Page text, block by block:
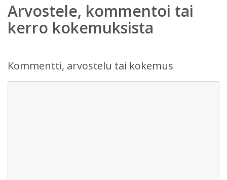
Arvostele, kommentoi tai
kerro kokemuksista
Kommentti, arvostelu tai kokemus